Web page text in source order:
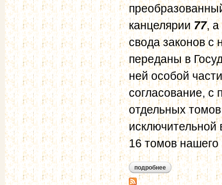
канцелярии77, а
свода законов
переданы в
ней особой
согласование,
отдельных
исключительной
16 томов нашего
подробнее о глава 11